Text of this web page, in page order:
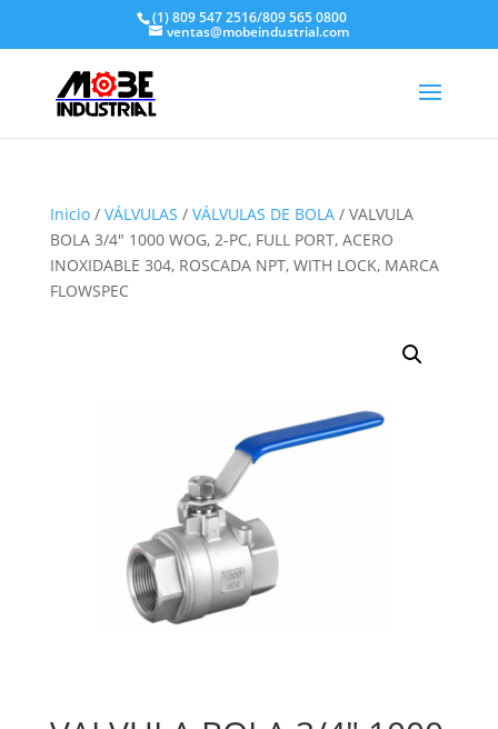
(1) 809 547 2516/809 565 0800
ventas@mobeindustrial.com
Inicio/ VÁLVULAS / VÁLVULAS DE BOLA/ VALVULA
BOLA 3/4″ 1000 WOG, 2-PC, FULL PORT, ACERO
INOXIDABLE 304, ROSCADA NPT, WITH LOCK, MARCA
FLOWSPEC